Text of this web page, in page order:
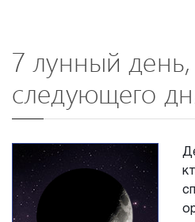
7 лунный
следующего